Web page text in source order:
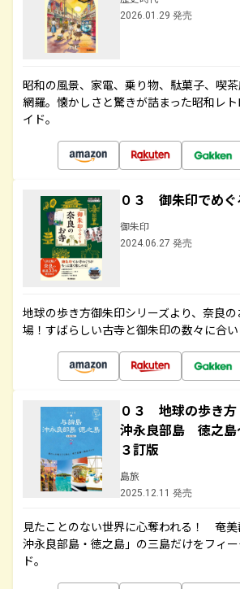
2026.01.29 発売
昭和の風景、家電、乗り物、駄菓子、喫
網羅。懐かしさと驚きが詰まった昭和レ
イド。
０３ 御朱印でめぐ
御朱印
2024.06.27 発売
地球の歩き方御朱印シリーズより、奈良
場！すばらしい古寺と御朱印の数々に合
０３ 地球の歩き
沖永良部島 徳之
３訂版
島旅
2025.12.11 発売
見たことのない世界に心奪われる！ 奄美
沖永良部島・徳之島」の三島だけをフィ
ド。